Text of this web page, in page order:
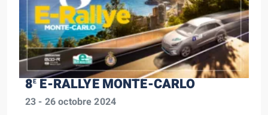
8EE-RALLYE MONTE-CARLO
23 - 26 octobre 2024